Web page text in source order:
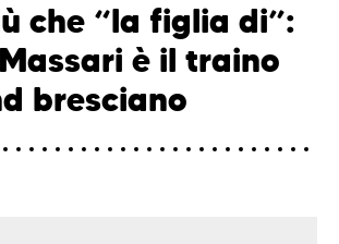
che “la figlia di”:
è il traino
bresciano